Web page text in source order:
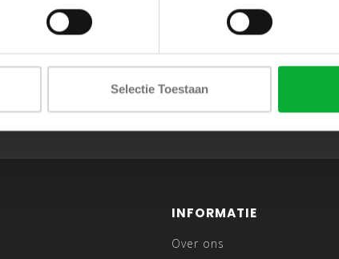
Selectie Toestaan
ABONNEER JE OP ONZE NIEUWSBRIEF
en blijf op de hoogte van onze acties en laatste collecties
INFORMATIE
Over ons